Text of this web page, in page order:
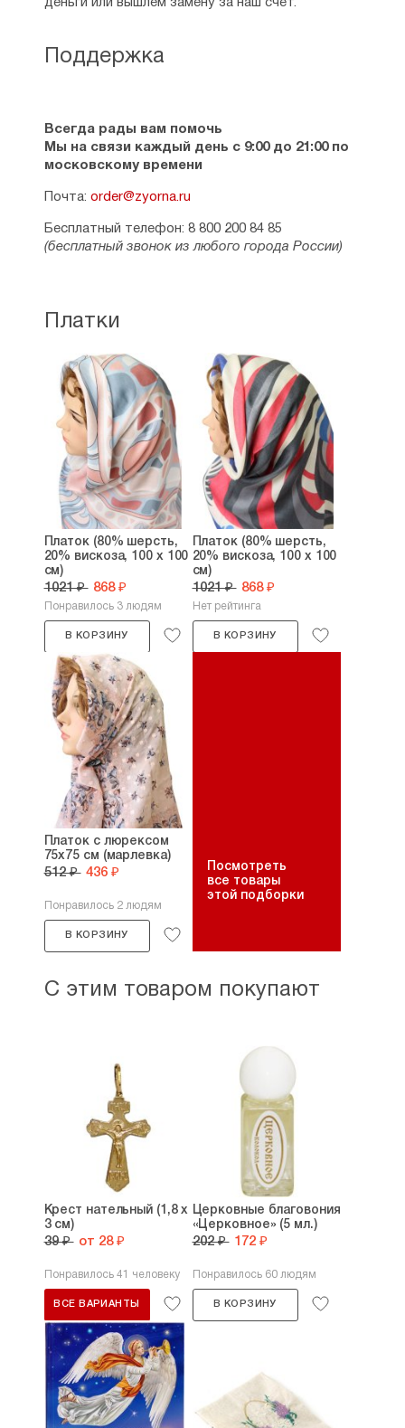
Поддержка
Всегда рады вам помочь
Мы на связи каждый день с 9:00 до 21:00 по
московскому времени
Почта: order@zyorna.ru
Бесплатный телефон: 8 800 200 84 85
(бесплатный звонок из любого города России)
деньги или вышлем замену за наш счет.
Платки
Платок (80% шерсть,
20% вискоза, 100 х 100
см)
1021 ₽ 868 ₽
Понравилось 3 людям
В КОРЗИНУ
Платок (80% шерсть,
20% вискоза, 100 х 100
см)
1021 ₽ 868 ₽
Нет рейтинга
В КОРЗИНУ
Платок с люрексом
75х75 см (марлевка)
512 ₽ 436 ₽
Понравилось 2 людям
В КОРЗИНУ
Посмотреть
все товары
этой подборки
С этим товаром покупают
Крест нательный (1,8 х
3 см)
39 ₽ от 28 ₽
Понравилось 41 человеку
ВСЕ ВАРИАНТЫ
Церковные благовония
«Церковное» (5 мл.)
202 ₽ 172 ₽
Понравилось 60 людям
В КОРЗИНУ